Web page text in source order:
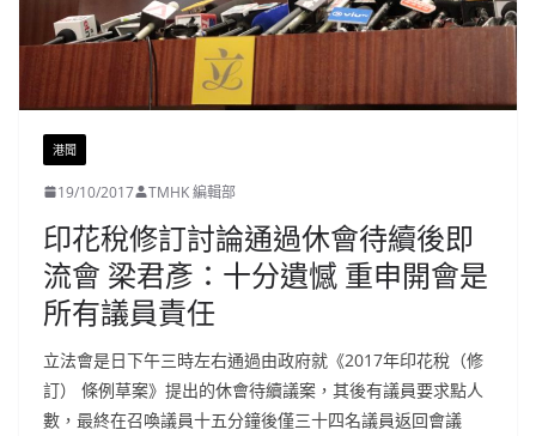
港聞
19/10/2017 TMHK 編輯部
印花稅修訂討論通過休會待續後即
流會 梁君彥：十分遺憾 重申開會是
所有議員責任
立法會是日下午三時左右通過由政府就《2017年印花稅（修
訂） 條例草案》提出的休會待續議案，其後有議員要求點人
數，最終在召喚議員十五分鐘後僅三十四名議員返回會議